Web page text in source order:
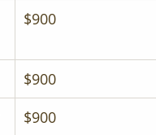
$900
$900
$900